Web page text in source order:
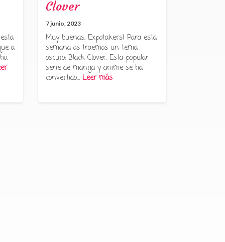
a
Clover
7 junio, 2023
Muy buenas, Expotakers! Para esta
semana os traemos un tema
oscuro: Black Clover. Esta popular
serie de manga y anime se ha
convertido… Leer más